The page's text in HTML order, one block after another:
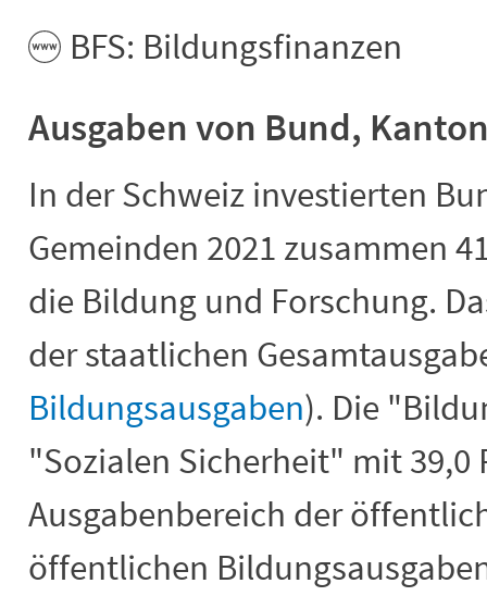
BFS: Bildungsfinanzen
Ausgaben von Bund,
In der Schweiz investierten
Gemeinden 2021 zusammen
die Bildung und Forschung.
der staatlichen
Bildungsausgaben). Die
"Sozialen Sicherheit" mit 39,0
Ausgabenbereich der
öffentlichen